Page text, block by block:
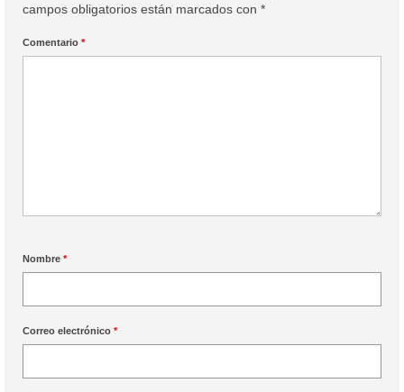
campos obligatorios están marcados con *
Comentario *
Nombre *
Correo electrónico *